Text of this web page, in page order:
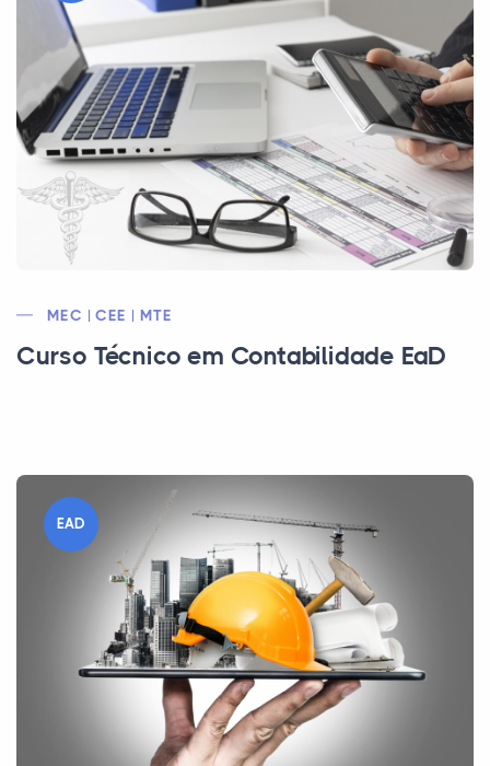
MEC | CEE | MTE
Curso Técnico em Contabilidade EaD
EAD